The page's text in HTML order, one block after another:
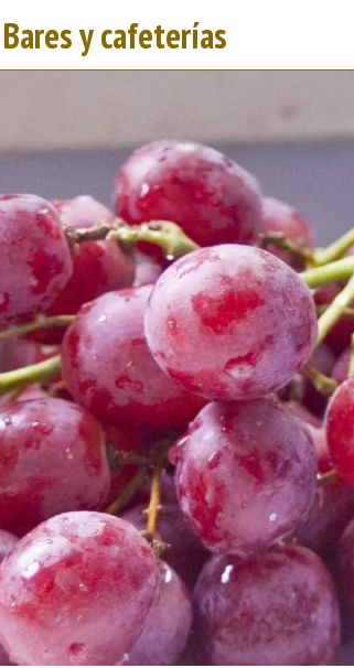
Bares y cafeterías